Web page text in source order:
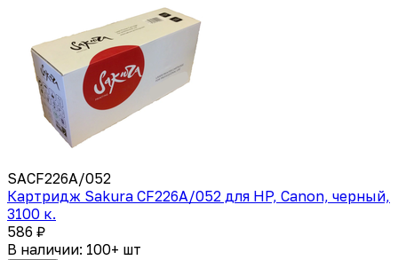
SACF226A/052
Картридж Sakura CF226A/052 для HP, Canon, черный,
3100 к.
586 ₽
В наличии: 100+ шт